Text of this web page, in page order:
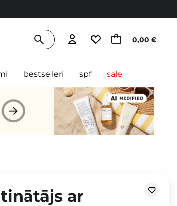
0,00 €
bestselleri spf sale
ar